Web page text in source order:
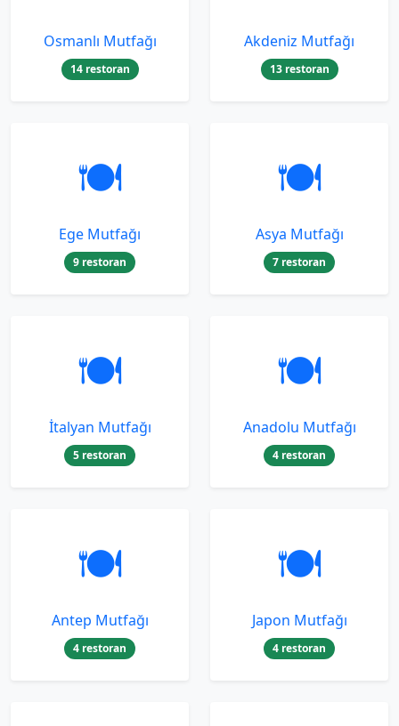
Osmanlı Mutfağı
14 restoran
Akdeniz Mutfağı
13 restoran
🍽️
Ege Mutfağı
9 restoran
🍽️
Asya Mutfağı
7 restoran
🍽️
İtalyan Mutfağı
5 restoran
🍽️
Anadolu Mutfağı
4 restoran
🍽️
Antep Mutfağı
4 restoran
🍽️
Japon Mutfağı
4 restoran